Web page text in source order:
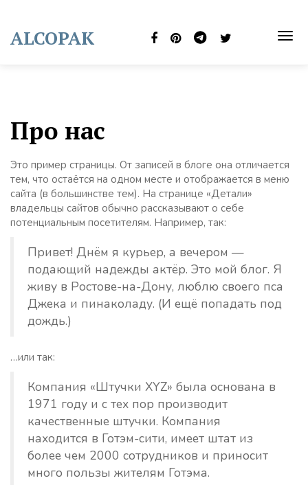
content
ALCOPAK
Про нас
Это пример страницы. От записей в блоге она отличается
тем, что остаётся на одном месте и отображается в меню
сайта (в большинстве тем). На странице «Детали»
владельцы сайтов обычно рассказывают о себе
потенциальным посетителям. Например, так:
Привет! Днём я курьер, а вечером —
подающий надежды актёр. Это мой блог. Я
живу в Ростове-на-Дону, люблю своего пса
Джека и пинаколаду. (И ещё попадать под
дождь.)
…или так:
Компания «Штучки XYZ» была основана в
1971 году и с тех пор производит
качественные штучки. Компания
находится в Готэм-сити, имеет штат из
более чем 2000 сотрудников и приносит
много пользы жителям Готэма.